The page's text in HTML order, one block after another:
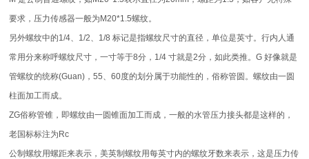
要求，压力传感器一般为M20*1.5螺纹。
另外螺纹中的1/4、1/2、1/8 标记是指螺纹尺寸的直径，单位是英寸。行内人通
常用分来称呼螺纹尺寸，一寸等于8分，1/4 寸就是2分，如此类推。G 好像就是
管螺纹的统称(Guan)，55、60度的划分属于功能性的，俗称管圆。螺纹由一圆
柱面加工而成。
ZG俗称管锥，即螺纹由一圆锥面加工而成，一般的水管压力接头都是这样的，
老国标标注为Rc
公制螺纹用螺距来表示，美英制螺纹用每英寸内的螺纹牙数来表示，这是压力传